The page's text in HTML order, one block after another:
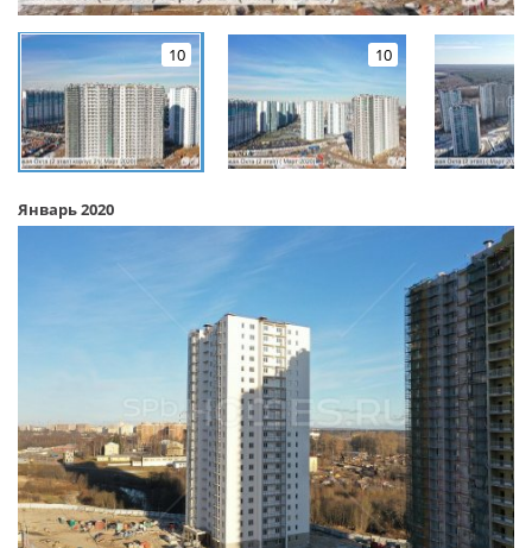
10 10
Январь 2020